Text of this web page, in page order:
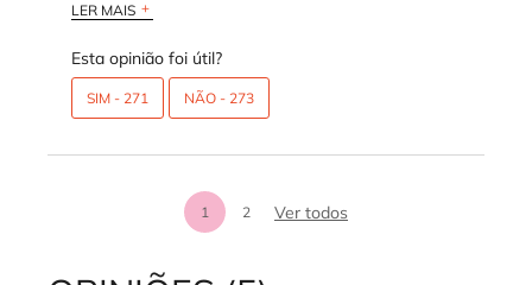
LER MAIS
Esta opinião foi útil?
SIM - 271 NÃO - 273
Page 1 of 2. Current page
1 2 Ver todos